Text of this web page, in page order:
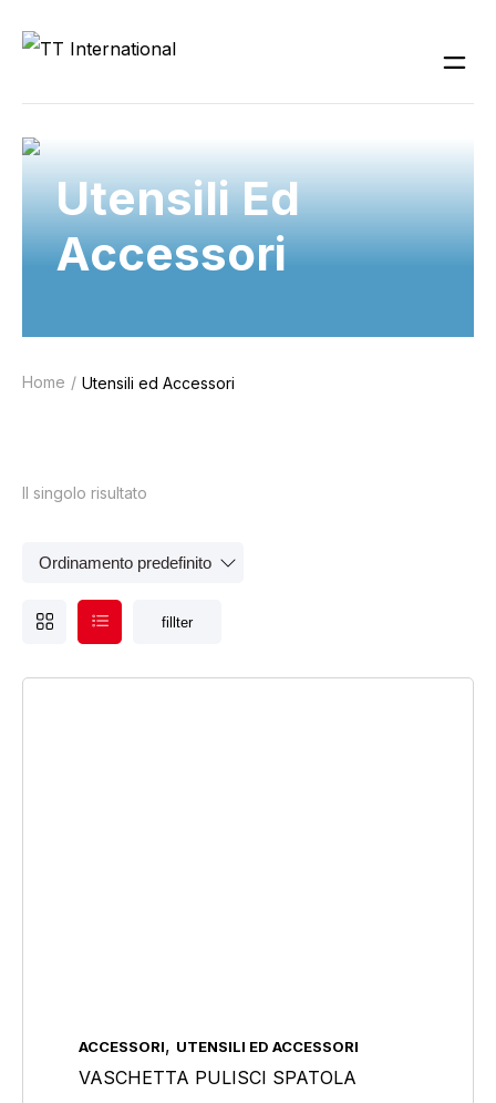
Utensili Ed
Accessori
Home Utensili ed Accessori
Tipologia abrasivi
Il singolo risultato
fillter
ACCESSORI, UTENSILI ED ACCESSORI
VASCHETTA PULISCI SPATOLA